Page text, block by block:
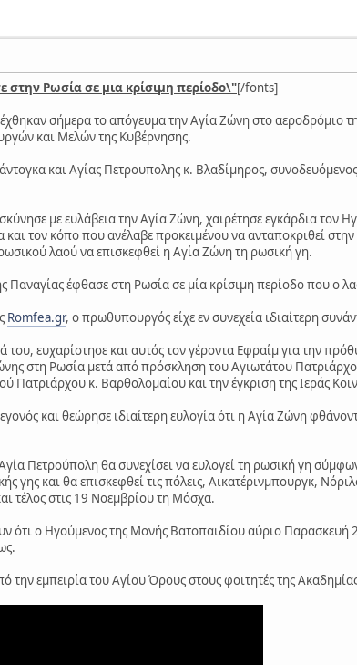
Ρωσία σε μια κρίσιμη περίοδο\"[/fonts]
σήμερα το απόγευμα την Αγία Ζώνη στο αεροδρόμιο
και Μελών της Κυβέρνησης.
και Αγίας Πετρουπολης κ. Βλαδίμηρος,
με ευλάβεια την Αγία Ζώνη, χαιρέτησε εγκάρδια τον
και τον κόπο που ανέλαβε προκειμένου να ανταποκριθεί
λαού να επισκεφθεί η Αγία Ζώνη τη ρωσική γη.
Παναγίας έφθασε στη Ρωσία σε μία κρίσιμη περίοδο που ο
Romfea.gr, ο πρωθυπουργός είχε εν συνεχεία ιδιαίτερη
ευχαρίστησε και αυτός τον γέροντα Εφραίμ για την
στη Ρωσία μετά από πρόσκληση του Αγιωτάτου
Πατριάρχου κ. Βαρθολομαίου και την έγκριση της Ιεράς
και θεώρησε ιδιαίτερη ευλογία ότι η Αγία Ζώνη
Πετρούπολη θα συνεχίσει να ευλογεί τη ρωσική γη
γης και θα επισκεφθεί τις πόλεις, Αικατέρινμπουργκ,
τέλος στις 19 Νοεμβρίου τη Μόσχα.
ότι ο Ηγούμενος της Μονής Βατοπαιδίου αύριο Παρασκευή
την εμπειρία του Αγίου Όρους στους φοιτητές της